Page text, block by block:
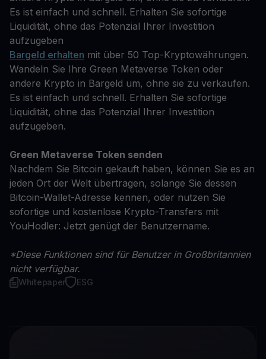
Es ist einfach und schnell. Erhalten Sie sofortige
Liquidität, ohne das Potenzial Ihrer Investition
aufzugeben
Bargeld erhalten mit über 50 Top-Kryptowährungen.
Wandeln Sie Ihre Green Metaverse Token oder
andere Krypto in Bargeld um, ohne sie zu verkaufen.
Es ist einfach und schnell. Erhalten Sie sofortige
Liquidität, ohne das Potenzial Ihrer Investition
aufzugeben.
Green Metaverse Token senden
Nachdem Sie Bitcoin gekauft haben, können Sie es an
jeden Ort der Welt übertragen, solange Sie dessen
Bitcoin-Wallet-Adresse kennen, oder nutzen Sie
sofortige und kostenlose Krypto-Transfers mit
YouHodler: Jetzt genügt der Benutzername.
*Diese Funktionen sind für Benutzer in Großbritannien
nicht verfügbar.
Whitepaper ESG